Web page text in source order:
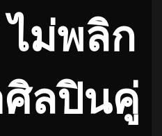
ไม่พลิก
ลปินคู่